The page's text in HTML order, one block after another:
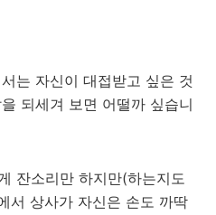
는 자신이 대접받고 싶은 것
되세겨 보면 어떨까 싶습니
잔소리만 하지만(하는지도
서 상사가 자신은 손도 까딱